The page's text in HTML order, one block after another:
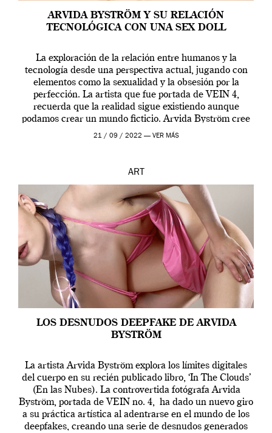
ARVIDA BYSTRÖM Y SU RELACIÓN
TECNOLÓGICA CON UNA SEX DOLL
La exploración de la relación entre humanos y la
tecnología desde una perspectiva actual, jugando con
elementos como la sexualidad y la obsesión por la
perfección. La artista que fue portada de VEIN 4,
recuerda que la realidad sigue existiendo aunque
podamos crear un mundo ficticio. Arvida Byström cree
que los humanos tienen un complejo […]
21 / 09 / 2022 — VER MÁS
ART
LOS DESNUDOS DEEPFAKE DE ARVIDA
BYSTRÖM
La artista Arvida Byström explora los límites digitales
del cuerpo en su recién publicado libro, ‘In The Clouds’
(En las Nubes). La controvertida fotógrafa Arvida
Byström, portada de VEIN no. 4, ha dado un nuevo giro
a su práctica artística al adentrarse en el mundo de los
deepfakes, creando una serie de desnudos generados